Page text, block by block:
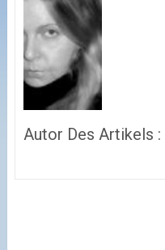
Autor Des Artikels :